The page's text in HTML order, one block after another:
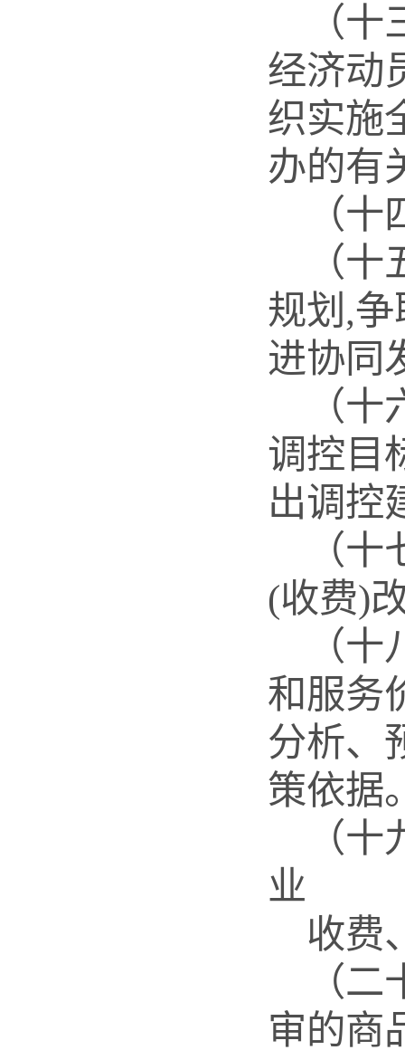
（
经济动
织实施
办的有
（
（
规划 ,
进协同
（
调控目
出调控
（
(收费)
（
和服务
分析、
策依据
（
业
收费
（
审的商